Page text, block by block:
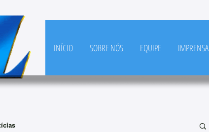
INÍCIO SOBRE NÓS EQUIPE IMPRENSA